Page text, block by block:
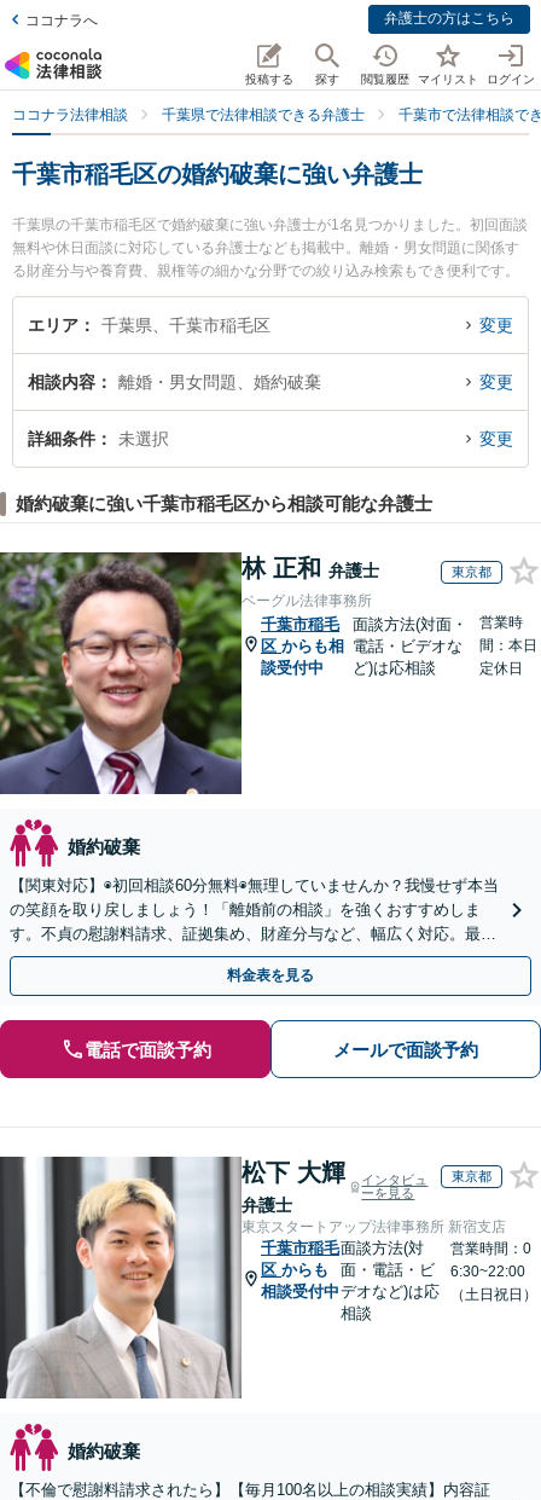
ココナラへ 弁護士の方はこちら
投稿する 探す 閲覧履歴 マイリスト ログイン
ココナラ法律相談 千葉県で法律相談できる弁護士 千葉市で法律相談で
千葉市稲毛区の婚約破棄に強い弁護士
千葉県の千葉市稲毛区で婚約破棄に強い弁護士が1名見つかりました。初回面談
無料や休日面談に対応している弁護士なども掲載中。離婚・男女問題に関係す
る財産分与や養育費、親権等の細かな分野での絞り込み検索もでき便利です。
特に藤尾法律事務所の藤尾 修太弁護士のプロフィール情報や弁護士費用、強み
などが注目されています。『千葉市稲毛区で土日や夜間に発生した婚約破棄の
千葉市稲毛区内の弁護士に相談予約したい』などでお困りの相談者さんにおす
すめです。
エリア 千葉県、千葉市稲毛区 変更
相談内容 離婚・男女問題、婚約破棄 変更
詳細条件 未選択 変更
婚約破棄に強い千葉市稲毛区から相談可能な弁護士
林 正和 弁護士 東京都
ベーグル法律事務所
千葉市稲毛
区 からも相
談受付中
面談方法(対面・
電話・ビデオな
ど)は応相談
営業時
間：本日
定休日
婚約破棄
【関東対応】◉初回相談60分無料◉無理していませんか？我慢せず本当
の笑顔を取り戻しましょう！「離婚前の相談」を強くおすすめしま
す。不貞の慰謝料請求、証拠集め、財産分与など、幅広く対応。最善
の解決をご提案し、最後まで丁寧にサポート【完全個室】
料金表を見る
電話で面談予約 メールで面談予約
松下 大輝
弁護士
インタビュ
ーを見る
東京都
東京スタートアップ法律事務所 新宿支店
千葉市稲毛
区 からも
相談受付中
面談方法(対
面・電話・ビ
デオなど)は応
相談
営業時間：0
6:30~22:00
（土日祝日）
婚約破棄
【不倫で慰謝料請求されたら】【毎月100名以上の相談実績】内容証